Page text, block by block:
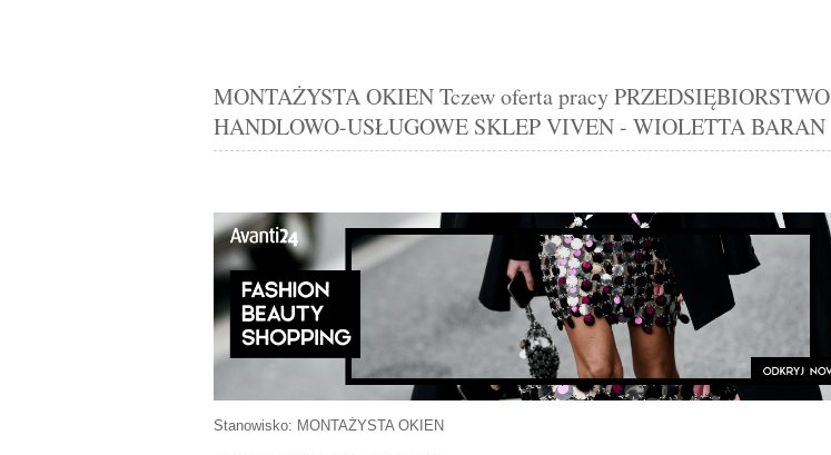
MONTAŻYSTA OKIEN Tczew oferta pracy PRZEDSIĘBIORSTWO
HANDLOWO-USŁUGOWE SKLEP VIVEN - WIOLETTA BARAN
Stanowisko: MONTAŻYSTA OKIEN